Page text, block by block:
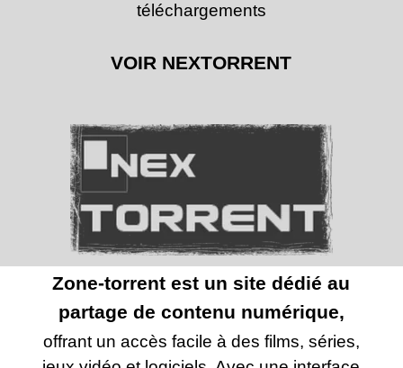
téléchargements
VOIR NEXTORRENT
Zone-torrent est un site dédié au
partage de contenu numérique,
offrant un accès facile à des films, séries,